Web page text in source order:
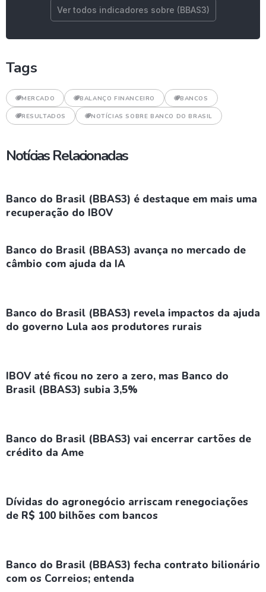
Ver todos indicadores sobre (BBAS3)
Tags
MERCADO BALANÇO FINANCEIRO BANCOS
RESULTADOS NOTÍCIAS SOBRE BANCO DO BRASIL
Notícias Relacionadas
Banco do Brasil (BBAS3) é destaque em mais uma
recuperação do IBOV
Banco do Brasil (BBAS3) avança no mercado de
câmbio com ajuda da IA
Banco do Brasil (BBAS3) revela impactos da ajuda
do governo Lula aos produtores rurais
IBOV até ficou no zero a zero, mas Banco do
Brasil (BBAS3) subia 3,5%
Banco do Brasil (BBAS3) vai encerrar cartões de
crédito da Ame
Dívidas do agronegócio arriscam renegociações
de R$ 100 bilhões com bancos
Banco do Brasil (BBAS3) fecha contrato bilionário
com os Correios; entenda